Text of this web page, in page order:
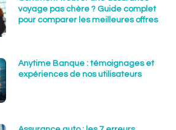
voyage pas chère ? Guide complet
pour comparer les meilleures offres
Anytime Banque : témoignages et
expériences de nos utilisateurs